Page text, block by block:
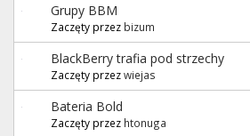
Grupy BBM
Zaczęty przez bizum
BlackBerry trafia pod strzechy
Zaczęty przezwiejas
Bateria Bold
Zaczęty przez htonuga